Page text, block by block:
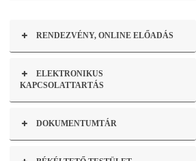
RENDEZVÉNY, ONLINE ELŐADÁS
ELEKTRONIKUS
KAPCSOLATTARTÁS
DOKUMENTUMTÁR